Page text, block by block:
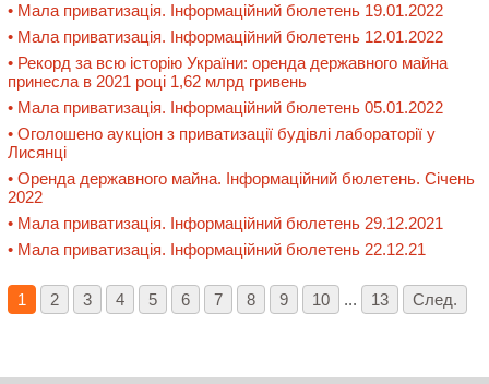
• Мала приватизація. Інформаційний бюлетень 19.01.2022
• Мала приватизація. Інформаційний бюлетень 12.01.2022
• Рекорд за всю історію України: оренда державного майна
принесла в 2021 році 1,62 млрд гривень
• Мала приватизація. Інформаційний бюлетень 05.01.2022
• Оголошено аукціон з приватизації будівлі лабораторії у
Лисянці
• Оренда державного майна. Інформаційний бюлетень. Січень
2022
• Мала приватизація. Інформаційний бюлетень 29.12.2021
• Мала приватизація. Інформаційний бюлетень 22.12.21
1 2 3 4 5 6 7 8 9 10 ... 13 След.